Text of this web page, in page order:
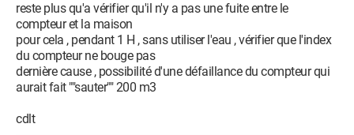
reste plus qu'a vérifier qu'il n'y a pas une fuite entre le
compteur et la maison
pour cela , pendant 1 H , sans utiliser l'eau , vérifier que l'index
du compteur ne bouge pas
dernière cause , possibilité d'une défaillance du compteur qui
aurait fait ""sauter"" 200 m3
cdlt